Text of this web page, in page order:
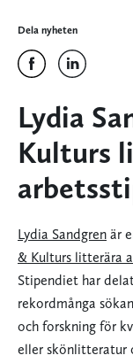
Dela nyheten
Lydia
Kulturs
Lydia Sandgren är
& Kulturs litterära
Stipendiet har
rekordmånga
och forskning för
eller skönlitteratur